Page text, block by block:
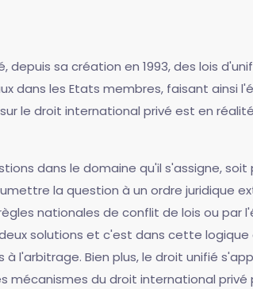
depuis sa création en 1993, des lois
dans les Etats membres, faisant ainsi
le droit international privé est en
dans le domaine qu'il s'assigne, soit
la question à un ordre juridique
nationales de conflit de lois ou par
solutions et c'est dans cette logique
l'arbitrage. Bien plus, le droit unifié
du droit international privé